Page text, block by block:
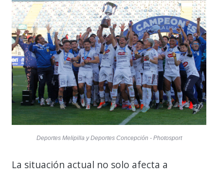
Deportes Melipilla y Deportes Concepción - Photosport
La situación actual no solo afecta a